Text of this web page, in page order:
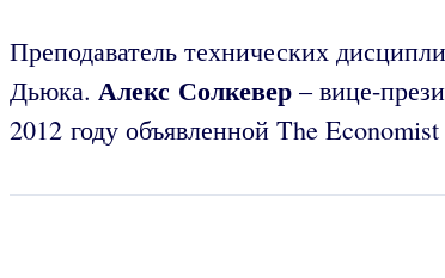
Преподаватель технических
Дьюка. Алекс Солкевер – вице-
2012 году объявленной The Economist